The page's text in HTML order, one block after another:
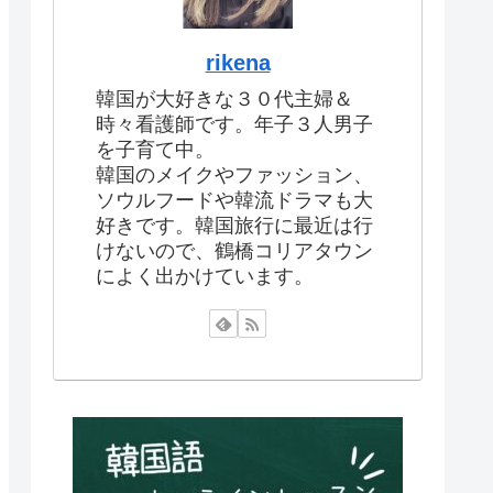
rikena
韓国が大好きな３０代主婦＆
時々看護師です。年子３人男子
を子育て中。
韓国のメイクやファッション、
ソウルフードや韓流ドラマも大
好きです。韓国旅行に最近は行
けないので、鶴橋コリアタウン
によく出かけています。